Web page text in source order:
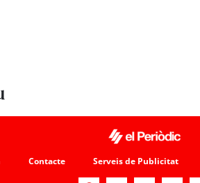
Contacte Serveis de Publicitat